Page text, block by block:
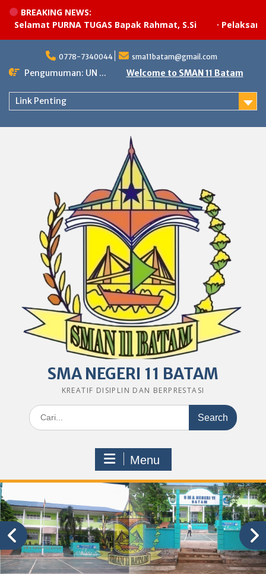
BREAKING NEWS:
PURNA TUGAS Bapak Rahmat, S.Si
·
Pelaksanaan
content
0778-7340044 sma11batam@gmail.com
Pengumuman: UN ... Welcome to SMAN 11 Batam
Link Penting
SMA NEGERI 11 BATAM
KREATIF DISIPLIN DAN BERPRESTASI
Search
for:
Menu